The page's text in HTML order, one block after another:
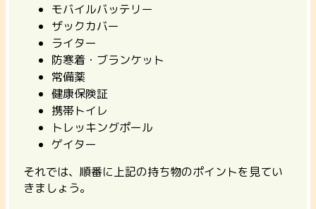
モバイルバッテリー
ザックカバー
ライター
防寒着・ブランケット
常備薬
健康保険証
携帯トイレ
トレッキングポール
ゲイター
それでは、順番に上記の持ち物のポイントを見てい
きましょう。